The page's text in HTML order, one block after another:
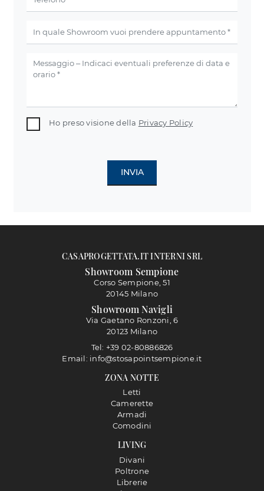
Ho preso visione della Privacy Policy
INVIA
LIVING
Divani
Poltrone
Librerie
ZONA NOTTE
Letti
Camerette
Armadi
Comodini
CASAPROGETTATA.IT INTERNI SRL
Showroom Sempione
Corso Sempione, 51
20145 Milano
Showroom Navigli
Via Gaetano Ronzoni, 6
20123 Milano
Tel: +39 02-80886826
Email: info@stosapointsempione.it